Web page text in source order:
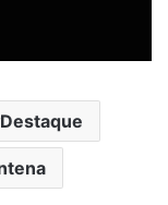
Destaque